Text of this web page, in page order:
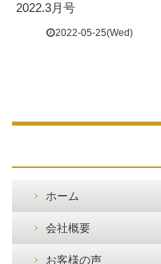
2022.3月号
2022-05-25(Wed)
ホーム
会社概要
お客様の声